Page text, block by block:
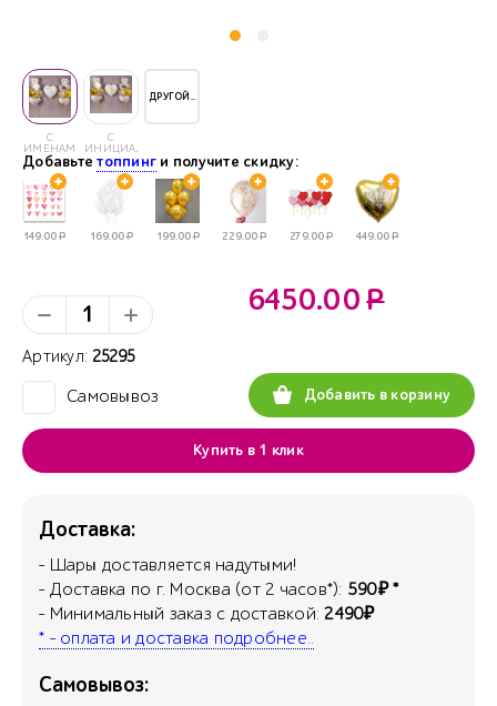
С
ИМЕНАМИ
С
ИНИЦИАЛАМИ
ДРУГОЙ..
Добавьтетоппинг и получите скидку:
149.00Р 169.00Р 199.00Р 229.00Р 279.00Р 449.00Р
Артикул: 25295
Самовывоз
6450.00Р
Добавить в корзину
Купить в 1 клик
Доставка:
- Шары доставляется надутыми!
- Доставка по г. Москва (от 2 часов*): 590₽ *
- Минимальный заказ с доставкой:2490₽
* - оплата и доставка подробнее..
Самовывоз: